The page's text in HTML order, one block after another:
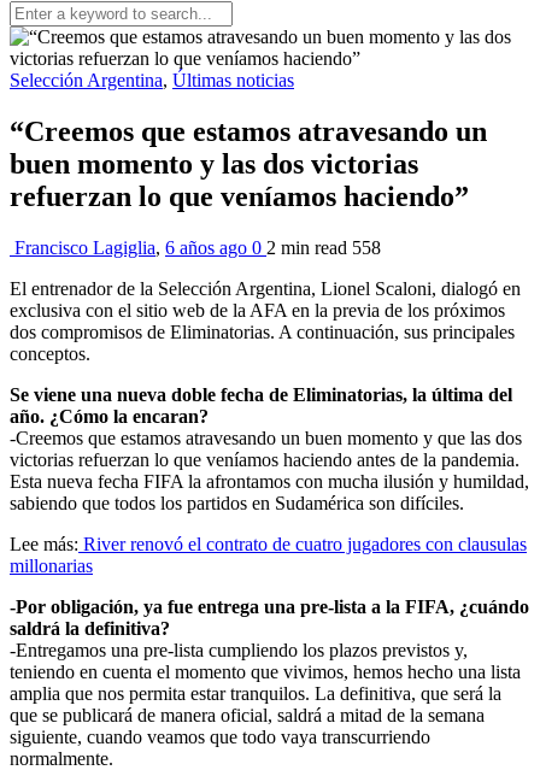
Selección Argentina, Últimas noticias
“Creemos que estamos atravesando un
buen momento y las dos victorias
refuerzan lo que veníamos haciendo”
Francisco Lagiglia, 6 años ago 0 2 min read 558
El entrenador de la Selección Argentina, Lionel Scaloni, dialogó en
exclusiva con el sitio web de la AFA en la previa de los próximos
dos compromisos de Eliminatorias. A continuación, sus principales
conceptos.
Se viene una nueva doble fecha de Eliminatorias, la última del
año. ¿Cómo la encaran?
-Creemos que estamos atravesando un buen momento y que las dos
victorias refuerzan lo que veníamos haciendo antes de la pandemia.
Esta nueva fecha FIFA la afrontamos con mucha ilusión y humildad,
sabiendo que todos los partidos en Sudamérica son difíciles.
Lee más: River renovó el contrato de cuatro jugadores con clausulas
millonarias
-Por obligación, ya fue entrega una pre-lista a la FIFA, ¿cuándo
saldrá la definitiva?
-Entregamos una pre-lista cumpliendo los plazos previstos y,
teniendo en cuenta el momento que vivimos, hemos hecho una lista
amplia que nos permita estar tranquilos. La definitiva, que será la
que se publicará de manera oficial, saldrá a mitad de la semana
siguiente, cuando veamos que todo vaya transcurriendo
normalmente.